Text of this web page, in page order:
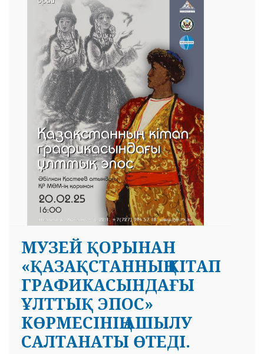
МУЗЕЙ ҚОРЫНАН
«ҚАЗАҚСТАННЫҢ КІТАП
ГРАФИКАСЫНДАҒЫ
ҰЛТТЫҚ ЭПОС»
КӨРМЕСІНІҢ АШЫЛУ
САЛТАНАТЫ ӨТЕДІ.